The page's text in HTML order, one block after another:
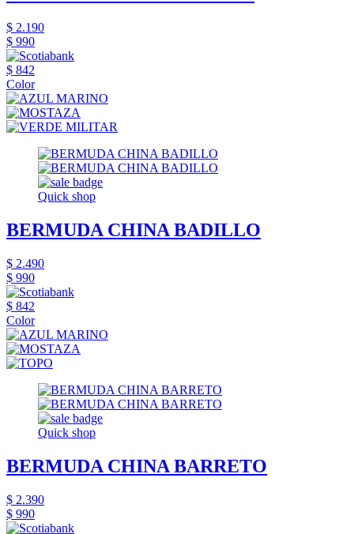
$ 2.190
$ 990
$ 842
Color
Quick shop
BERMUDA CHINA BADILLO
$ 2.490
$ 990
$ 842
Color
Quick shop
BERMUDA CHINA BARRETO
$ 2.390
$ 990